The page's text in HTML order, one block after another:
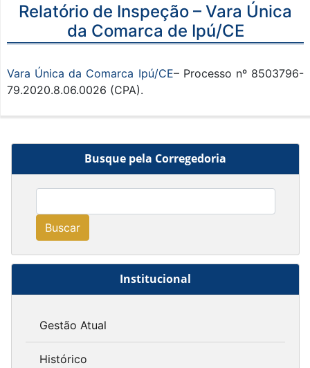
Busque pela Corregedoria
Buscar
Institucional
Gestão Atual
Histórico
Relatório de Inspeção – Vara Única
da Comarca de Ipú/CE
Vara Única da Comarca Ipú/CE– Processo nº 8503796-
79.2020.8.06.0026 (CPA).